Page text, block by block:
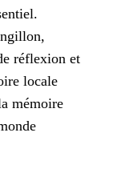
réflexion et
locale
mémoire